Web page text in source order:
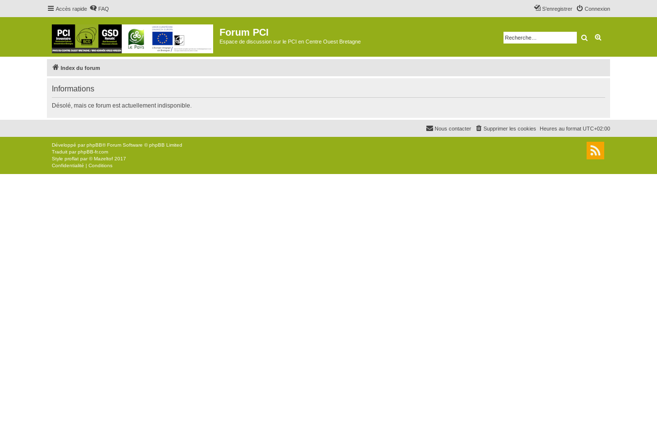
Accès rapide FAQ Connexion
S’enregistrer
Forum PCI
Espace de discussion sur le PCI en Centre Ouest Bretagne Rechercher
Index du forum
Informations
Désolé, mais ce forum est actuellement indisponible.
Heures au format UTC+02:00
Supprimer les cookies
Nous contacter
Développé parphpBB® Forum Software © phpBB Limited
Traduit parphpBB-fr.com
Style proflat par ©Mazeltof 2017
Confidentialité | Conditions